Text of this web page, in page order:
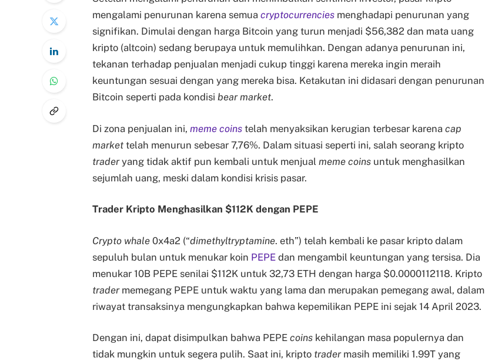
mengalami penurunan karena semua cryptocurrencies menghadapi penurunan yang
signifikan. Dimulai dengan harga Bitcoin yang turun menjadi $56,382 dan mata uang
kripto (altcoin) sedang berupaya untuk memulihkan. Dengan adanya penurunan ini,
tekanan terhadap penjualan menjadi cukup tinggi karena mereka ingin meraih
keuntungan sesuai dengan yang mereka bisa. Ketakutan ini didasari dengan penurunan
Bitcoin seperti pada kondisi bear market.
Di zona penjualan ini, meme coins telah menyaksikan kerugian terbesar karena cap
market telah menurun sebesar 7,76%. Dalam situasi seperti ini, salah seorang kripto
traderyang tidak aktif pun kembali untuk menjual meme coins untuk menghasilkan
sejumlah uang, meski dalam kondisi krisis pasar.
Trader Kripto Menghasilkan $112K dengan PEPE
Crypto whale 0x4a2 (“dimethyltryptamine. eth”) telah kembali ke pasar kripto dalam
sepuluh bulan untuk menukar koin PEPE dan mengambil keuntungan yang tersisa. Dia
menukar 10B PEPE senilai $112K untuk 32,73 ETH dengan harga $0.0000112118. Kripto
trader memegang PEPE untuk waktu yang lama dan merupakan pemegang awal, dalam
riwayat transaksinya mengungkapkan bahwa kepemilikan PEPE ini sejak 14 April 2023.
Dengan ini, dapat disimpulkan bahwa PEPE coins kehilangan masa populernya dan
tidak mungkin untuk segera pulih. Saat ini, kripto trader masih memiliki 1.99T yang